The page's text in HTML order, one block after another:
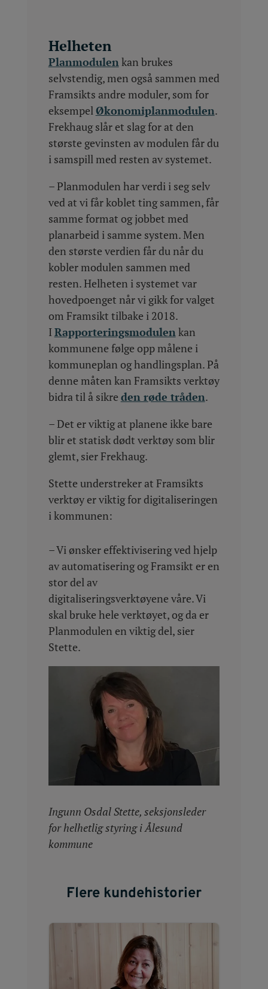
Helheten
Planmodulenkan brukes
selvstendig, men også sammen med
Framsikts andre moduler, som for
eksempelØkonomiplanmodulen.
Frekhaug slår et slag for at den
største gevinsten av modulen får du
i samspill med resten av systemet.
– Planmodulen har verdi i seg selv
ved at vi får koblet ting sammen, får
samme format og jobbet med
planarbeid i samme system. Men
den største verdien får du når du
kobler modulen sammen med
resten. Helheten i systemet var
hovedpoenget når vi gikk for valget
om Framsikt tilbake i 2018.
IRapporteringsmodulenkan
kommunene følge opp målene i
kommuneplan og handlingsplan. På
denne måten kan Framsikts verktøy
bidra til å sikre den røde tråden.
– Det er viktig at planene ikke bare
blir et statisk dødt verktøy som blir
glemt, sier Frekhaug.
Stette understreker at Framsikts
verktøy er viktig for digitaliseringen
i kommunen:
– Vi ønsker effektivisering ved hjelp
av automatisering og Framsikt er en
stor del av
digitaliseringsverktøyene våre. Vi
skal bruke hele verktøyet, og da er
Planmodulen en viktig del, sier
Stette.
Ingunn OsdalStette, seksjonsleder
for helhetlig styring i Ålesund
kommune
Flere kundehistorier